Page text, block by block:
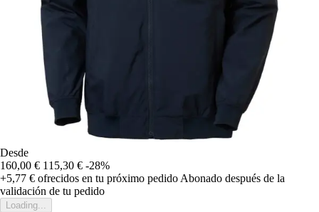
Desde
160,00 € 115,30 € -28%
+5,77 € ofrecidos en tu próximo pedidoAbonado después de la
validación de tu pedido
Loading...